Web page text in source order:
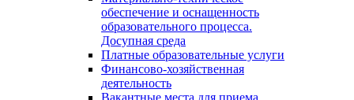
обеспечение и оснащенность
образовательного процесса.
Досупная среда
Платные образовательные услуги
Финансово-хозяйственная
деятельность
Вакантные места для приема